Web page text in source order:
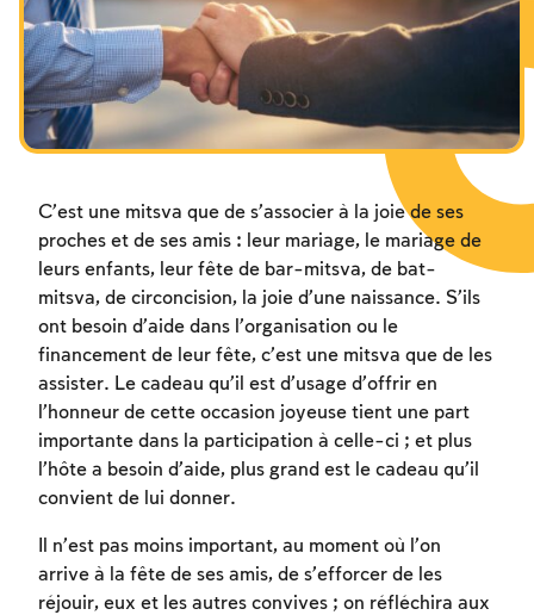
Les jeûnes liés à la destruction du Temple
Hanouca
Pourim
C’est une mitsva que de s’associer à la joie de ses
proches et de ses amis : leur mariage, le mariage de
leurs enfants, leur fête de bar-mitsva, de bat-
mitsva, de circoncision, la joie d’une naissance. S’ils
ont besoin d’aide dans l’organisation ou le
financement de leur fête, c’est une mitsva que de les
assister. Le cadeau qu’il est d’usage d’offrir en
l’honneur de cette occasion joyeuse tient une part
importante dans la participation à celle-ci ; et plus
l’hôte a besoin d’aide, plus grand est le cadeau qu’il
convient de lui donner.
Il n’est pas moins important, au moment où l’on
arrive à la fête de ses amis, de s’efforcer de les
réjouir, eux et les autres convives ; on réfléchira aux